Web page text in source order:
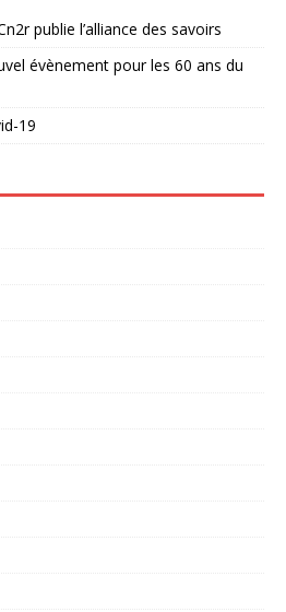
publie l’alliance des savoirs
évènement pour les 60 ans du
19